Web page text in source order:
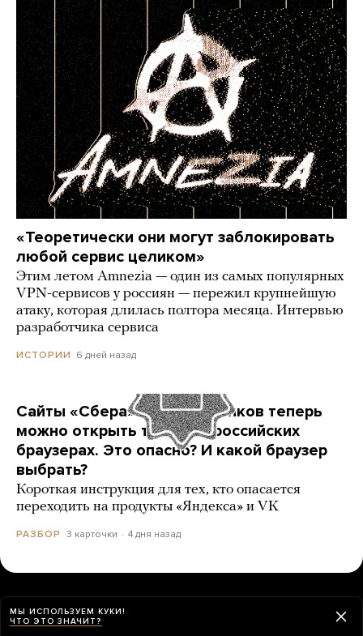
«Теоретически они могут заблокировать
любой сервис целиком»
Этим летом Amnezia — один из самых популярных
VPN-сервисов у россиян — пережил крупнейшую
атаку, которая длилась полтора месяца. Интервью
разработчика сервиса
ИСТОРИИ 6 дней назад
Сайты «Сбера» и других банков теперь
можно открыть только в российских
браузерах. Это опасно? И какой браузер
выбрать?
Короткая инструкция для тех, кто опасается
переходить на продукты «Яндекса» и VK
РАЗБОР 3 карточки 4 дня назад
МЫ ИСПОЛЬЗУЕМ КУКИ!
ЧТО ЭТО ЗНАЧИТ?